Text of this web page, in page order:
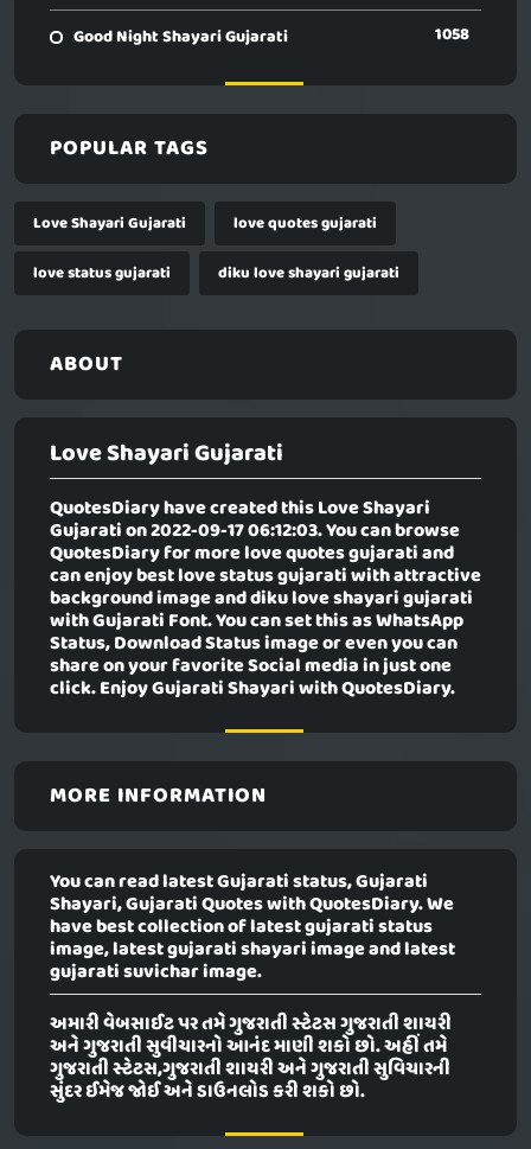
Good Night Shayari Gujarati 1058
POPULAR TAGS
Love Shayari Gujarati
love quotes gujarati
love status gujarati
diku love shayari gujarati
ABOUT
Love Shayari Gujarati
QuotesDiary have created thisLove Shayari
Gujaration 2022-09-17 06:12:03. You can browse
QuotesDiary for more love quotes gujarati and
can enjoy best love status gujarati with attractive
background image and diku love shayari gujarati
with Gujarati Font. You can set this as WhatsApp
Status, Download Status image or even you can
share on your favorite Social media in just one
click. Enjoy Gujarati Shayari with QuotesDiary.
MORE INFORMATION
You can read latest Gujarati status, Gujarati
Shayari, Gujarati Quotes with QuotesDiary. We
have best collection of latest gujarati status
image, latest gujarati shayari image and latest
gujarati suvichar image.
અમારી વેબસાઈટ પર તમે ગુજરાતી સ્ટેટસ ગુજરાતી શાયરી
અને ગુજરાતી સુવીચારનો આનંદ માણી શકો છો. અહીં તમે
ગુજરાતી સ્ટેટસ,ગુજરાતી શાયરી અને ગુજરાતી સુવિચારની
સુંદર ઈમેજ જોઈ અને ડાઉનલોડ કરી શકો છો.